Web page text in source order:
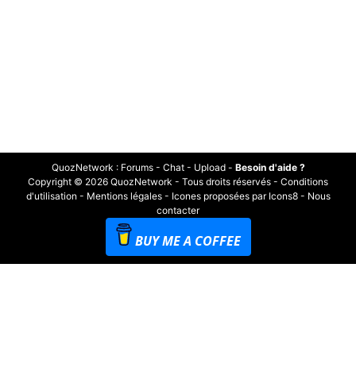
QuozNetwork : Forums- Chat- Upload- Besoin d'aide ?
Copyright © 2026 QuozNetwork - Tous droits réservés - Conditions
d'utilisation - Mentions légales- Icones proposées par Icons8- Nous
contacter
BUY ME A COFFEE